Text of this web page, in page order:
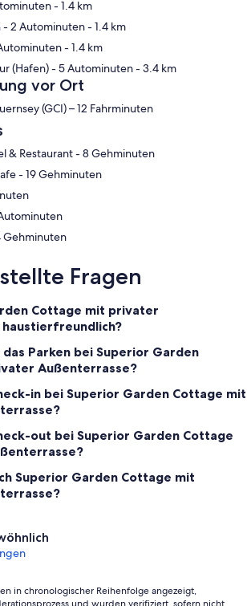
- 1.4 km
- 2 Autominuten- 1.4 km
- 1.4 km
(Hafen)- 5 Autominuten- 3.4 km
vor Ort
(GCI) – 12 Fahrminuten
‪Les Douvres Hotel & Restaurant - ‬8 Gehminuten
‪Fermain Beach Cafe - ‬19 Gehminuten
Arms - ‬3 Autominuten
Wolf - ‬14 Gehminuten
Fragen
Cottage mit privater
Parken bei Superior Garden
Außenterrasse?
in bei Superior Garden Cottage mit
out bei Superior Garden Cottage
Superior Garden Cottage mit
in chronologischer Reihenfolge angezeigt,